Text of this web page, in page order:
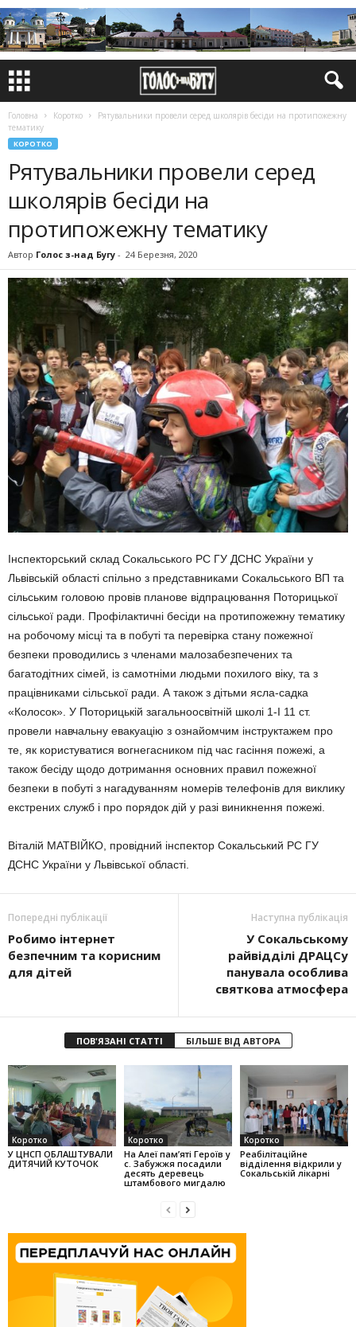
Головна Коротко
Рятувальники провели серед школярів бесіди на протипожежну
тематику
КОРОТКО
Рятувальники провели серед
школярів бесіди на
протипожежну тематику
Автор Голос з-над Бугу - 24 Березня, 2020
Інспекторський склад Сокальського РС ГУ ДСНС України у
Львівській області спільно з представниками Сокальського ВП та
сільським головою провів планове відпрацювання Поторицької
сільської ради. Профілактичні бесіди на протипожежну тематику
на робочому місці та в побуті та перевірка стану пожежної
безпеки проводились з членами малозабезпечених та
багатодітних сімей, із самотніми людьми похилого віку, та з
працівниками сільської ради. А також з дітьми ясла-садка
«Колосок». У Поторицькій загальноосвітній школі 1-І 11 ст.
провели навчальну евакуацію з ознайомчим інструктажем про
те, як користуватися вогнегасником під час гасіння пожежі, а
також бесіду щодо дотримання основних правил пожежної
безпеки в побуті з нагадуванням номерів телефонів для виклику
екстрених служб і про порядок дій у разі виникнення пожежі.
Віталій МАТВІЙКО, провідний інспектор Сокальський РС ГУ
ДСНС України у Львівської області.
Попередні публікації
Робимо інтернет
безпечним та корисним
для дітей
Наступна публікація
У Сокальському
райвідділі ДРАЦСу
панувала особлива
святкова атмосфера
ПОВ'ЯЗАНІ СТАТТІ БІЛЬШЕ ВІД АВТОРА
Коротко
У ЦНСП ОБЛАШТУВАЛИ
ДИТЯЧИЙ КУТОЧОК
Коротко
На Алеї па­м’яті Героїв у
с. Забужжя поса­дили
десять деревець
штамбо­вого мигдалю
Коротко
Реабілітаційне
відділення відкрили у
Сокальській лікарні